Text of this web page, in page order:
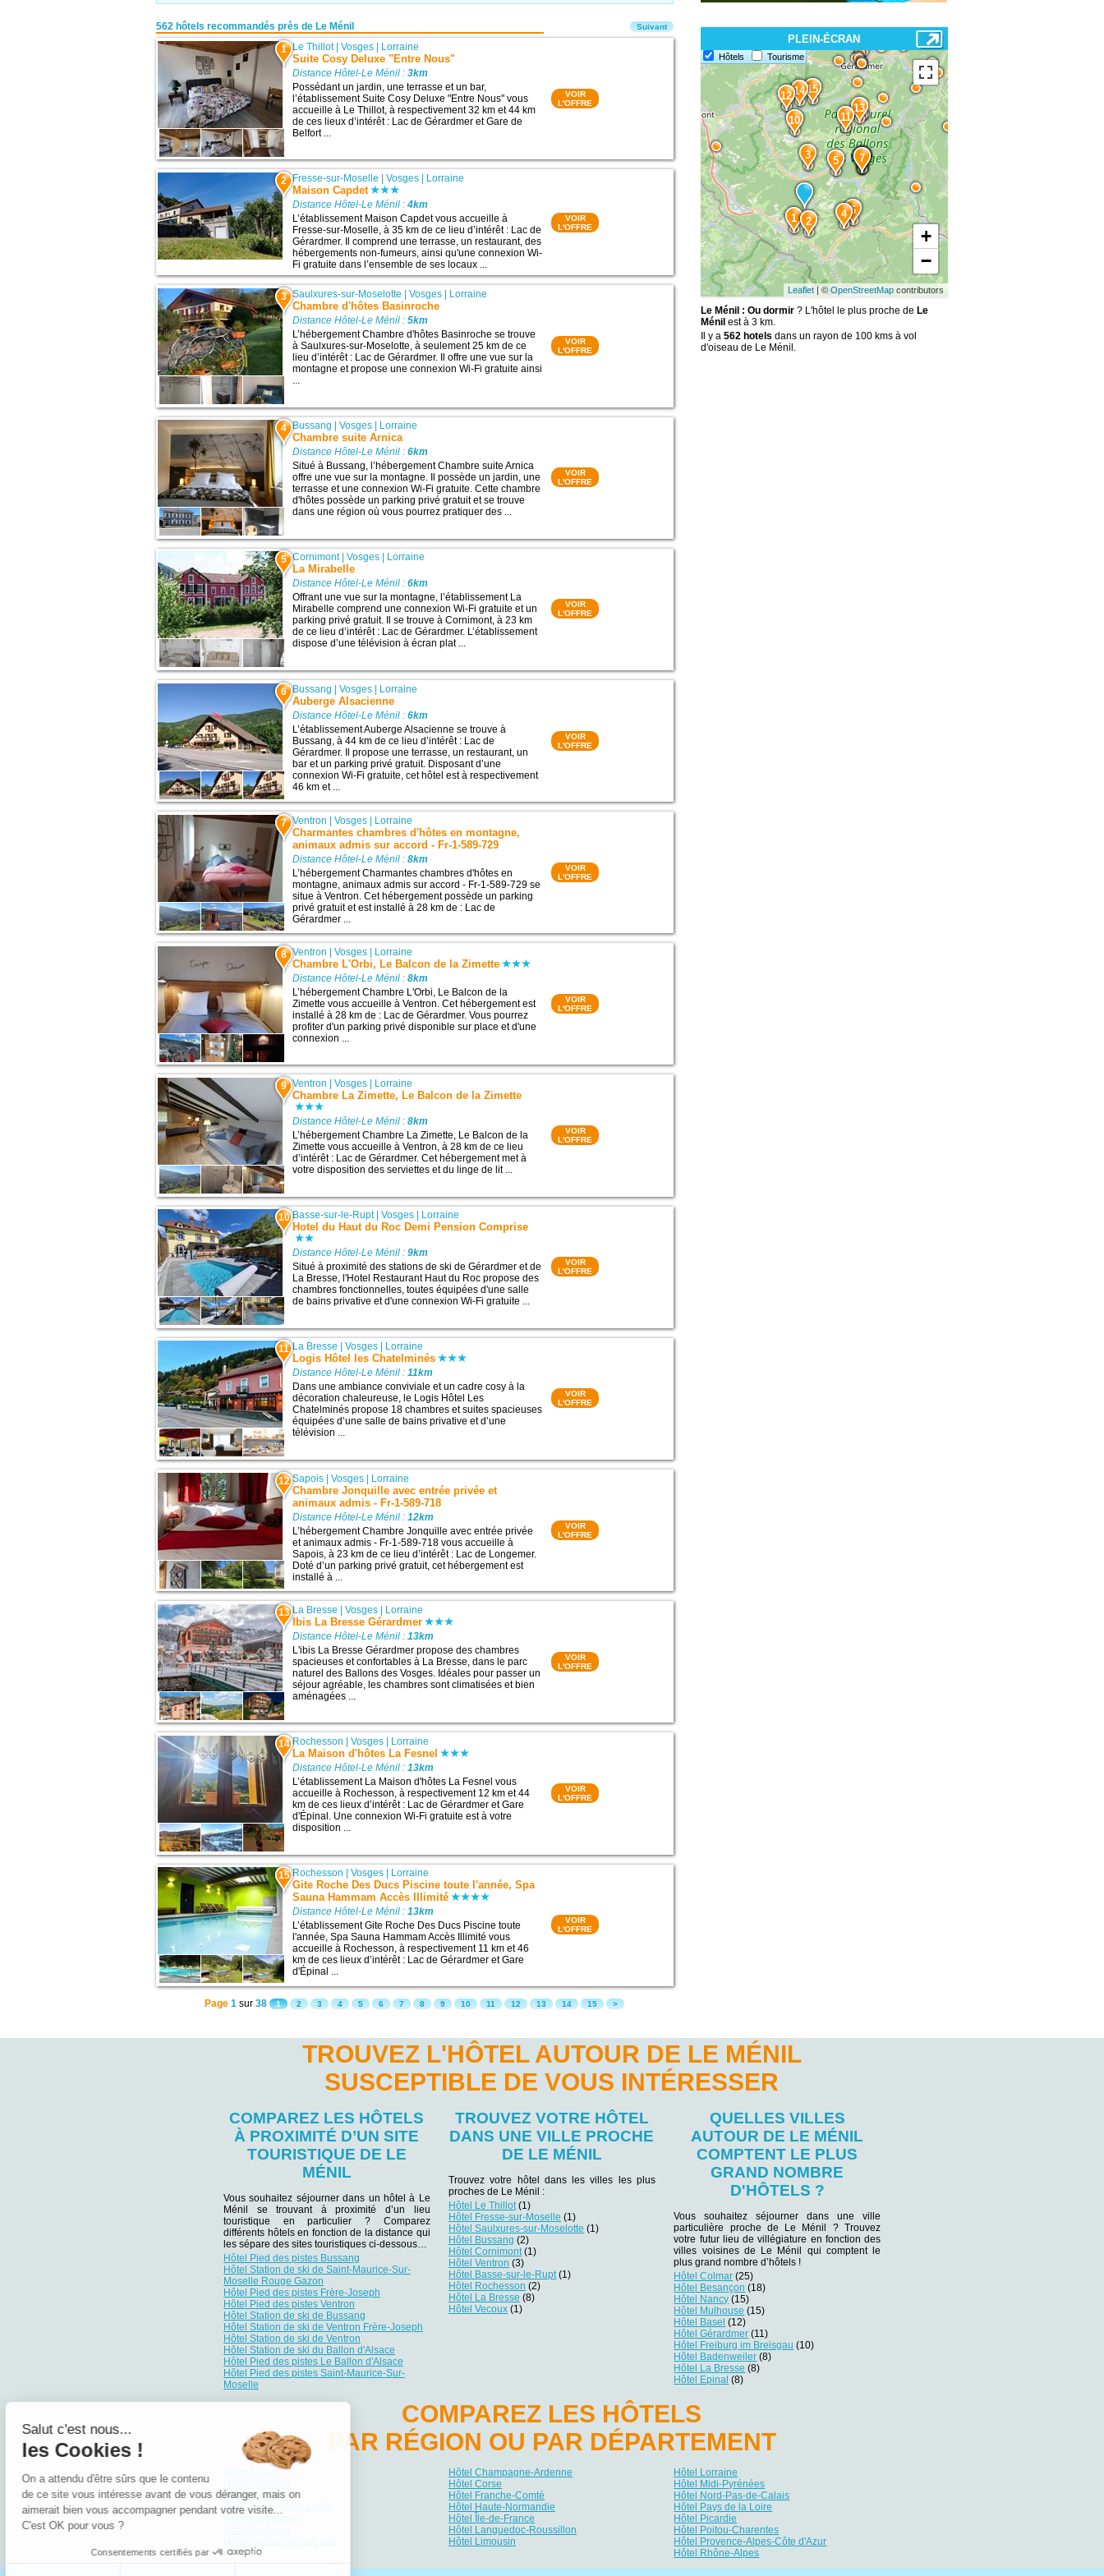
562 hôtels recommandés près de Le Ménil
1 Le Thillot|Vosges | Lorraine
Suite Cosy Deluxe "Entre Nous"
Distance Hôtel-Le Ménil :3km
Possédant un jardin, une terrasse et un bar,
l’établissement Suite Cosy Deluxe "Entre Nous" vous
accueille à Le Thillot, à respectivement 32 km et 44 km
de ces lieux d’intérêt : Lac de Gérardmer et Gare de
Belfort ...
VOIR
L'OFFRE
2 Fresse-sur-Moselle |Vosges | Lorraine
Maison Capdet
Distance Hôtel-Le Ménil :4km
L’établissement Maison Capdet vous accueille à
Fresse-sur-Moselle, à 35 km de ce lieu d’intérêt : Lac de
Gérardmer. Il comprend une terrasse, un restaurant, des
hébergements non-fumeurs, ainsi qu'une connexion Wi-
Fi gratuite dans l’ensemble de ses locaux ...
VOIR
L'OFFRE
3 Saulxures-sur-Moselotte |Vosges Lorraine
Chambre d'hôtes Basinroche
Distance Hôtel-Le Ménil :5km
L’hébergement Chambre d'hôtes Basinroche se trouve
à Saulxures-sur-Moselotte, à seulement 25 km de ce
lieu d’intérêt : Lac de Gérardmer. Il offre une vue sur la
montagne et propose une connexion Wi-Fi gratuite ainsi
...
VOIR
L'OFFRE
4 Bussang |Vosges Lorraine
Chambre suite Arnica
Distance Hôtel-Le Ménil :6km
Situé à Bussang, l’hébergement Chambre suite Arnica
offre une vue sur la montagne. Il possède un jardin, une
terrasse et une connexion Wi-Fi gratuite. Cette chambre
d'hôtes possède un parking privé gratuit et se trouve
dans une région où vous pourrez pratiquer des ...
VOIR
L'OFFRE
5 Cornimont|Vosges Lorraine
La Mirabelle
Distance Hôtel-Le Ménil :6km
Offrant une vue sur la montagne, l’établissement La
Mirabelle comprend une connexion Wi-Fi gratuite et un
parking privé gratuit. Il se trouve à Cornimont, à 23 km
de ce lieu d’intérêt : Lac de Gérardmer. L’établissement
dispose d’une télévision à écran plat ...
VOIR
L'OFFRE
6 Bussang |Vosges | Lorraine
Auberge Alsacienne
Distance Hôtel-Le Ménil :6km
L’établissement Auberge Alsacienne se trouve à
Bussang, à 44 km de ce lieu d’intérêt : Lac de
Gérardmer. Il propose une terrasse, un restaurant, un
bar et un parking privé gratuit. Disposant d’une
connexion Wi-Fi gratuite, cet hôtel est à respectivement
46 km et ...
VOIR
L'OFFRE
7 Ventron |Vosges | Lorraine
Charmantes chambres d'hôtes en montagne,
animaux admis sur accord - Fr-1-589-729
Distance Hôtel-Le Ménil :8km
L’hébergement Charmantes chambres d'hôtes en
montagne, animaux admis sur accord - Fr-1-589-729 se
situe à Ventron. Cet hébergement possède un parking
privé gratuit et est installé à 28 km de : Lac de
Gérardmer ...
VOIR
L'OFFRE
8 Ventron |Vosges | Lorraine
Chambre L'Orbi, Le Balcon de la Zimette
Distance Hôtel-Le Ménil :8km
L’hébergement Chambre L'Orbi, Le Balcon de la
Zimette vous accueille à Ventron. Cet hébergement est
installé à 28 km de : Lac de Gérardmer. Vous pourrez
profiter d'un parking privé disponible sur place et d'une
connexion ...
VOIR
L'OFFRE
9 Ventron |Vosges Lorraine
Chambre La Zimette, Le Balcon de la Zimette
Distance Hôtel-Le Ménil :8km
L’hébergement Chambre La Zimette, Le Balcon de la
Zimette vous accueille à Ventron, à 28 km de ce lieu
d’intérêt : Lac de Gérardmer. Cet hébergement met à
votre disposition des serviettes et du linge de lit ...
VOIR
L'OFFRE
10 Basse-sur-le-Rupt|Vosges Lorraine
Hotel du Haut du Roc Demi Pension Comprise
Distance Hôtel-Le Ménil :9km
Situé à proximité des stations de ski de Gérardmer et de
La Bresse, l'Hotel Restaurant Haut du Roc propose des
chambres fonctionnelles, toutes équipées d'une salle
de bains privative et d'une connexion Wi-Fi gratuite ...
VOIR
L'OFFRE
11 La Bresse |Vosges Lorraine
Logis Hôtel les Chatelminés
Distance Hôtel-Le Ménil :11km
Dans une ambiance conviviale et un cadre cosy à la
décoration chaleureuse, le Logis Hôtel Les
Chatelminés propose 18 chambres et suites spacieuses
équipées d’une salle de bains privative et d’une
télévision ...
VOIR
L'OFFRE
12 Sapois |Vosges | Lorraine
Chambre Jonquille avec entrée privée et
animaux admis - Fr-1-589-718
Distance Hôtel-Le Ménil :12km
L’hébergement Chambre Jonquille avec entrée privée
et animaux admis - Fr-1-589-718 vous accueille à
Sapois, à 23 km de ce lieu d’intérêt : Lac de Longemer.
Doté d’un parking privé gratuit, cet hébergement est
installé à ...
VOIR
L'OFFRE
13 La Bresse |Vosges | Lorraine
Ibis La Bresse Gérardmer
Distance Hôtel-Le Ménil :13km
L'ibis La Bresse Gérardmer propose des chambres
spacieuses et confortables à La Bresse, dans le parc
naturel des Ballons des Vosges. Idéales pour passer un
séjour agréable, les chambres sont climatisées et bien
aménagées ...
VOIR
L'OFFRE
14 Rochesson |Vosges Lorraine
La Maison d'hôtes La Fesnel
Distance Hôtel-Le Ménil :13km
L’établissement La Maison d'hôtes La Fesnel vous
accueille à Rochesson, à respectivement 12 km et 44
km de ces lieux d’intérêt : Lac de Gérardmer et Gare
d'Épinal. Une connexion Wi-Fi gratuite est à votre
disposition ...
VOIR
L'OFFRE
15 Rochesson |Vosges Lorraine
Gite Roche Des Ducs Piscine toute l'année, Spa
Sauna Hammam Accès Illimité
Distance Hôtel-Le Ménil :13km
L’établissement Gite Roche Des Ducs Piscine toute
l'année, Spa Sauna Hammam Accès Illimité vous
accueille à Rochesson, à respectivement 11 km et 46
km de ces lieux d’intérêt : Lac de Gérardmer et Gare
d'Épinal ...
VOIR
L'OFFRE
Suivant
Page 1 sur38 1 2 3 4 5 6 7 8 9 10 11 12 13 14 15 >
PLEIN-ÉCRAN
Hôtels Tourisme
15
14
13
12
11
10
9
8
7
6
5
4
3
2
1
+
−
Leaflet | ©OpenStreetMap contributors
Le Ménil : Ou dormir? L'hôtel le plus proche de Le
Ménil est à 3 km.
Il y a 562 hotels dans un rayon de 100 kms à vol
d'oiseau de Le Ménil.
TROUVEZ L'HÔTEL AUTOUR DE LE MÉNIL
SUSCEPTIBLE DE VOUS INTÉRESSER
COMPAREZ LES HÔTELS
À PROXIMITÉ D’UN SITE
TOURISTIQUE DE LE
MÉNIL
Vous souhaitez séjourner dans un hôtel à Le
Ménil se trouvant à proximité d’un lieu
touristique en particulier ? Comparez
différents hôtels en fonction de la distance qui
les sépare des sites touristiques ci-dessous…
Hôtel Pied des pistes Bussang
Hôtel Station de ski de Saint-Maurice-Sur-
Moselle Rouge Gazon
Hôtel Pied des pistes Frère-Joseph
Hôtel Pied des pistes Ventron
Hôtel Station de ski de Bussang
Hôtel Station de ski de Ventron Frère-Joseph
Hôtel Station de ski de Ventron
Hôtel Station de ski du Ballon d'Alsace
Hôtel Pied des pistes Le Ballon d'Alsace
Hôtel Pied des pistes Saint-Maurice-Sur-
Moselle
TROUVEZ VOTRE HÔTEL
DANS UNE VILLE PROCHE
DE LE MÉNIL
Trouvez votre hôtel dans les villes les plus
proches de Le Ménil :
Hôtel Le Thillot (1)
Hôtel Fresse-sur-Moselle (1)
Hôtel Saulxures-sur-Moselotte (1)
Hôtel Bussang (2)
Hôtel Cornimont (1)
Hôtel Ventron (3)
Hôtel Basse-sur-le-Rupt (1)
Hôtel Rochesson (2)
Hôtel La Bresse (8)
Hôtel Vecoux (1)
QUELLES VILLES
AUTOUR DE LE MÉNIL
COMPTENT LE PLUS
GRAND NOMBRE
D'HÔTELS ?
Vous souhaitez séjourner dans une ville
particulière proche de Le Ménil ? Trouvez
votre futur lieu de villégiature en fonction des
villes voisines de Le Ménil qui comptent le
plus grand nombre d’hôtels !
Hôtel Colmar (25)
Hôtel Besançon (18)
Hôtel Nancy (15)
Hôtel Mulhouse (15)
Hôtel Basel (12)
Hôtel Gérardmer (11)
Hôtel Freiburg im Breisgau (10)
Hôtel Badenweiler (8)
Hôtel La Bresse (8)
Hôtel Epinal (8)
COMPAREZ LES HÔTELS
PAR RÉGION OU PAR DÉPARTEMENT
Hôtel Alsace
Hôtel Auvergne
Hôtel Basse-Normandie
Hôtel Champagne-Ardenne
Hôtel Corse
Hôtel Franche-Comté
Hôtel Haute-Normandie
Hôtel Île-de-France
Hôtel Languedoc-Roussillon
Hôtel Limousin
Hôtel Lorraine
Hôtel Midi-Pyrénées
Hôtel Nord-Pas-de-Calais
Hôtel Pays de la Loire
Hôtel Picardie
Hôtel Poitou-Charentes
Hôtel Provence-Alpes-Côte d'Azur
Hôtel Rhône-Alpes
Salut c'est nous...
les Cookies !
On a attendu d'être sûrs que le contenu
de ce site vous intéresse avant de vous déranger, mais on
aimerait bien vous accompagner pendant votre visite...
C'est OK pour vous ?
Consentements certifiés par